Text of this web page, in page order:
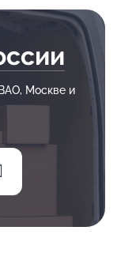
Москве и